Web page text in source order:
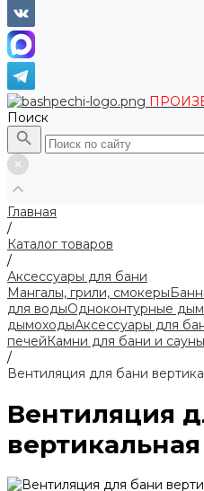
Поиск
Главная
/
Каталог товаров
/
Аксессуары для бани
Мангалы, грили, смокеры
для водыОдноконтурные
дымоходыАксессуары для
печейКамни для бани и сауны
/
Вентиляция для бани
Вентиляция